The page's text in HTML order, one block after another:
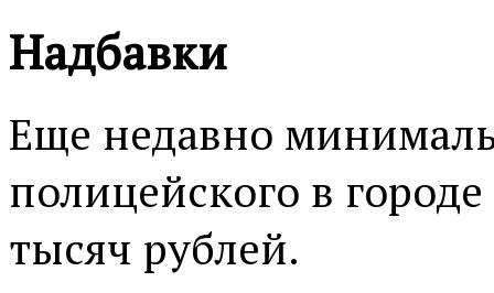
Надбавки
Еще недавно
полицейского в
тысяч рублей.